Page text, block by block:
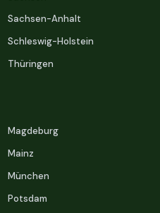
Sachsen-Anhalt
Schleswig-Holstein
Thüringen
Magdeburg
Mainz
München
Potsdam